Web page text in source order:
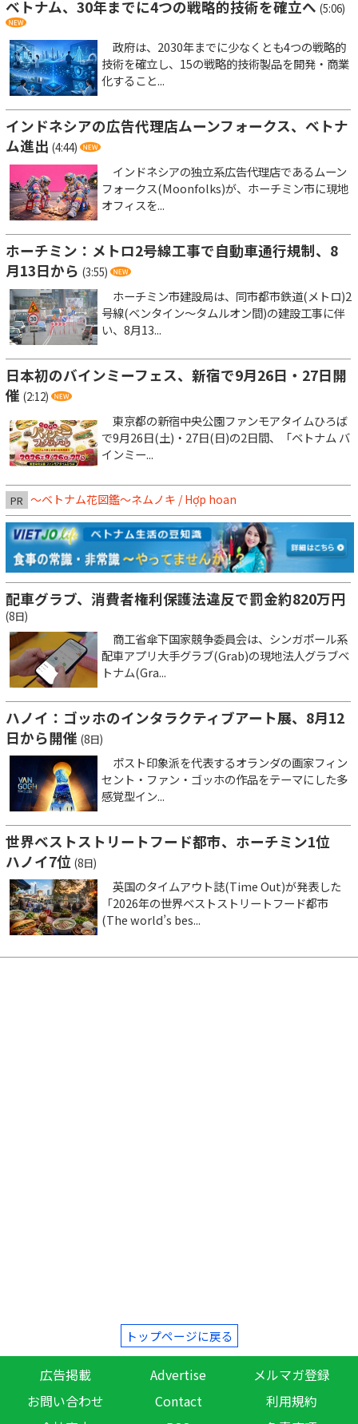
ベトナム、30年までに4つの戦略的技術を確立へ (5:06)
政府は、2030年までに少なくとも4つの戦略的
技術を確立し、15の戦略的技術製品を開発・商業
化すること...
インドネシアの広告代理店ムーンフォークス、ベトナ
ム進出 (4:44)
インドネシアの独立系広告代理店であるムーン
フォークス(Moonfolks)が、ホーチミン市に現地
オフィスを...
ホーチミン：メトロ2号線工事で自動車通行規制、8
月13日から (3:55)
ホーチミン市建設局は、同市都市鉄道(メトロ)2
号線(ベンタイン～タムルオン間)の建設工事に伴
い、8月13...
日本初のバインミーフェス、新宿で9月26日・27日開
催 (2:12)
東京都の新宿中央公園ファンモアタイムひろば
で9月26日(土)・27日(日)の2日間、「ベトナム バ
インミー...
PR ～ベトナム花図鑑～ネムノキ / Hợp hoan
配車グラブ、消費者権利保護法違反で罰金約820万円
(8日)
商工省傘下国家競争委員会は、シンガポール系
配車アプリ大手グラブ(Grab)の現地法人グラブベ
トナム(Gra...
ハノイ：ゴッホのインタラクティブアート展、8月12
日から開催 (8日)
ポスト印象派を代表するオランダの画家フィン
セント・ファン・ゴッホの作品をテーマにした多
感覚型イン...
世界ベストストリートフード都市、ホーチミン1位
ハノイ7位 (8日)
英国のタイムアウト誌(Time Out)が発表した
「2026年の世界ベストストリートフード都市
(The world’s bes...
トップページに戻る
広告掲載 Advertise
メルマガ登録
お問い合わせ
Contact
利用規約